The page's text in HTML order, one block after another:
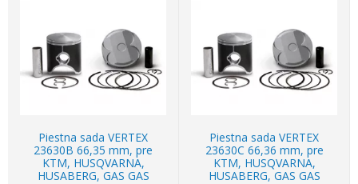
Piestna sada VERTEX
23630B 66,35 mm, pre
KTM, HUSQVARNA,
HUSABERG, GAS GAS
Piestna sada VERTEX
23630C 66,36 mm, pre
KTM, HUSQVARNA,
HUSABERG, GAS GAS